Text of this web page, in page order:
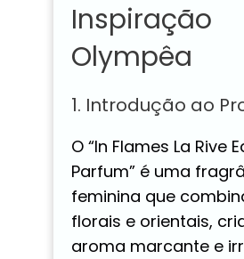
Inspiração
Olympêa
1. Introdução ao
O “In Flames La Rive
Parfum” é uma
feminina que
florais e orientais,
aroma marcante e